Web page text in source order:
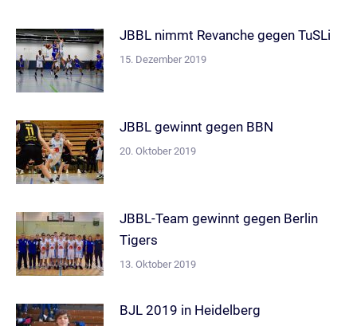
JBBL nimmt Revanche gegen TuSLi
15. Dezember 2019
JBBL gewinnt gegen BBN
20. Oktober 2019
JBBL-Team gewinnt gegen Berlin
Tigers
13. Oktober 2019
BJL 2019 in Heidelberg